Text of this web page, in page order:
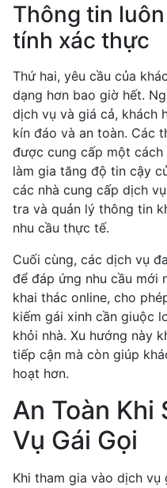
Thông tin
tính xác thực
Thứ hai, yêu cầu của
dạng hơn bao giờ hết.
dịch vụ và giá cả, khách
kín đáo và an toàn. Các
được cung cấp một
làm gia tăng độ tin cậy
các nhà cung cấp dịch
tra và quản lý thông tin
nhu cầu thực tế.
Cuối cùng, các dịch vụ
để đáp ứng nhu cầu mới
khai thác online, cho
kiếm gái xinh cần giuộc
khỏi nhà. Xu hướng này
tiếp cận mà còn giúp
hoạt hơn.
An Toàn Khi
Vụ Gái Gọi
Khi tham gia vào dịch